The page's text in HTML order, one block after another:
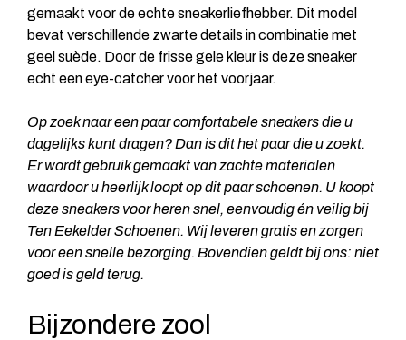
gemaakt voor de echte sneakerliefhebber. Dit model
bevat verschillende zwarte details in combinatie met
geel suède. Door de frisse gele kleur is deze sneaker
echt een eye-catcher voor het voorjaar.
Op zoek naar een paar comfortabele sneakers die u
dagelijks kunt dragen? Dan is dit het paar die u zoekt.
Er wordt gebruik gemaakt van zachte materialen
waardoor u heerlijk loopt op dit paar schoenen. U koopt
deze sneakers voor heren snel, eenvoudig én veilig bij
Ten Eekelder Schoenen. Wij leveren gratis en zorgen
voor een snelle bezorging. Bovendien geldt bij ons: niet
goed is geld terug.
Bijzondere zool